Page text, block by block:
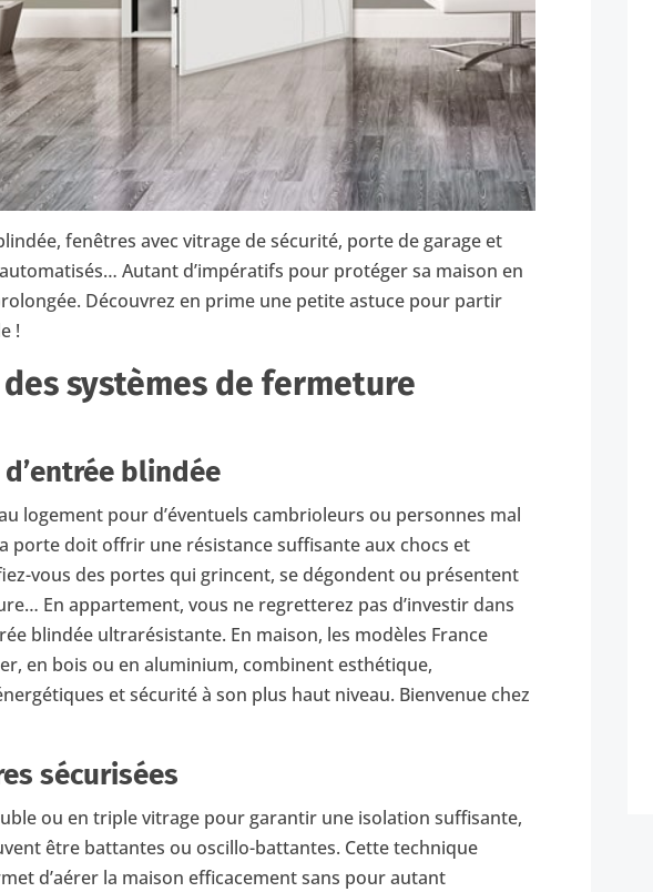
fenêtres avec vitrage de sécurité, porte de garage et
Autant d’impératifs pour protéger sa maison en
Découvrez en prime une petite astuce pour partir
!
systèmes de fermeture
blindée
logement pour d’éventuels cambrioleurs ou personnes mal
porte doit offrir une résistance suffisante aux chocs et
vous des portes qui grincent, se dégondent ou présentent
En appartement, vous ne regretterez pas d’investir dans
blindée ultrarésistante. En maison, les modèles France
en bois ou en aluminium, combinent esthétique,
et sécurité à son plus haut niveau. Bienvenue chez
sécurisées
ou en triple vitrage pour garantir une isolation suffisante,
être battantes ou oscillo-battantes. Cette technique
d’aérer la maison efficacement sans pour autant